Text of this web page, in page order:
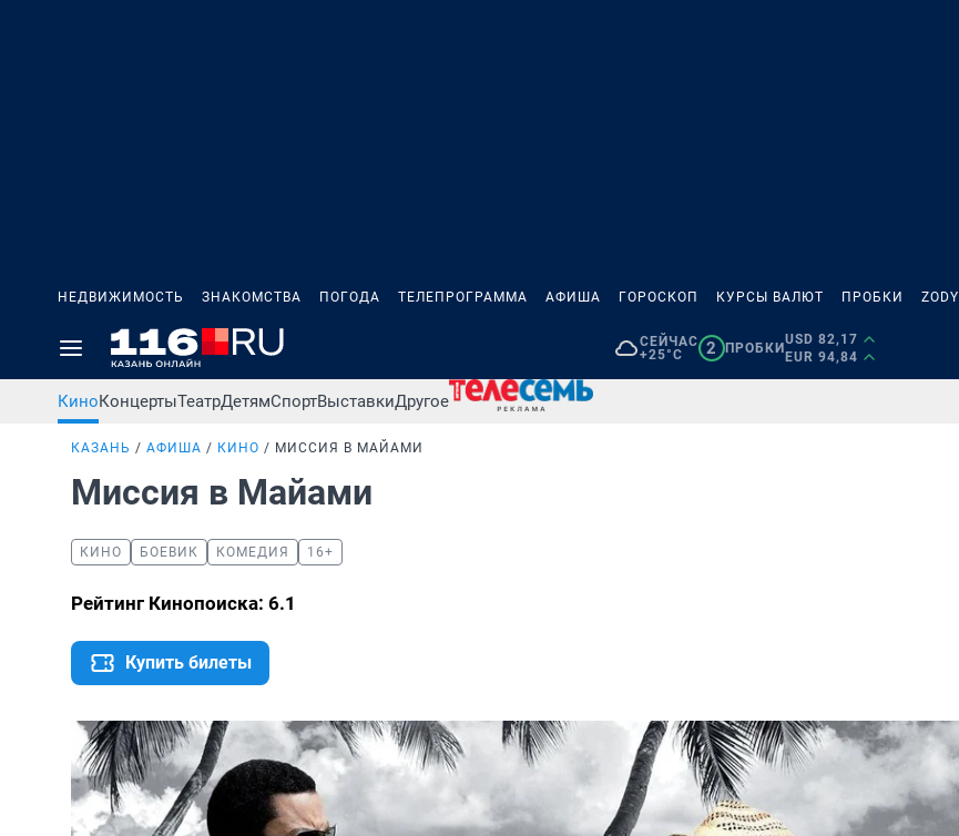
НЕДВИЖИМОСТЬ ЗНАКОМСТВА ПОГОДА ТЕЛЕПРОГРАММА АФИША ГОРОСКОП КУРСЫ ВАЛЮТ ПРОБКИ ZODY
СЕЙЧАС
+25°C
2 ПРОБКИ
USD 82,17
EUR 94,84
КиноКонцертыТеатрДетямСпортВыставкиДругое
КАЗАНЬ АФИША КИНО МИССИЯ В МАЙАМИ
Миссия в Майами
КИНО БОЕВИК КОМЕДИЯ 16+
Рейтинг Кинопоиска: 6.1
Купить билеты